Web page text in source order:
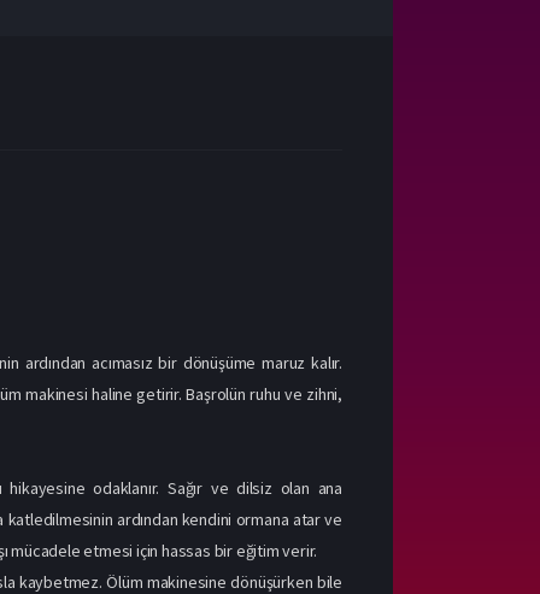
acımasız bir dönüşüme maruz kalır.
makinesi haline getirir. Başrolün ruhu ve zihni,
odaklanır. Sağır ve dilsiz olan ana
katledilmesinin ardından kendini ormana atar ve
mücadele etmesi için hassas bir eğitim verir.
kaybetmez. Ölüm makinesine dönüşürken bile